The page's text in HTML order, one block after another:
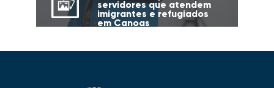
servidores que atendem
imigrantes e refugiados
em Canoas